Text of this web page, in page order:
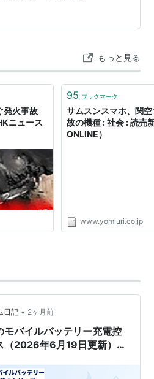
15日の東横線発煙事故との関
禁止」状況まとめ（2026年版）
イルバッテリー使用が危険な
もっと見る
発火事故
ニュース
95 ブックマーク
サムスンスマホ、関
故の機種 : 社会 : 読売
ONLINE）
www.yomiuri.co.jp
日記 • 2ヶ月前
モバイルバッテリー充電控
（2026年6月19日更新）